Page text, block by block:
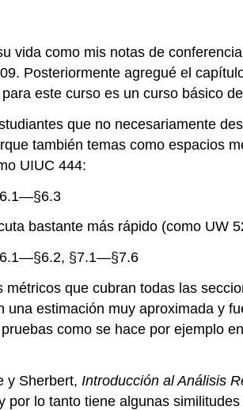
vida como mis notas de
Posteriormente agregué el
este curso es un curso básico
que no necesariamente
también temas como espacios
UIUC 444:
bastante más rápido (como UW
§7.1—§7.6
que cubran todas las
estimación muy aproximada y
como se hace por ejemplo
y Sherbert, Introducción al Análisis
lo tanto tiene algunas